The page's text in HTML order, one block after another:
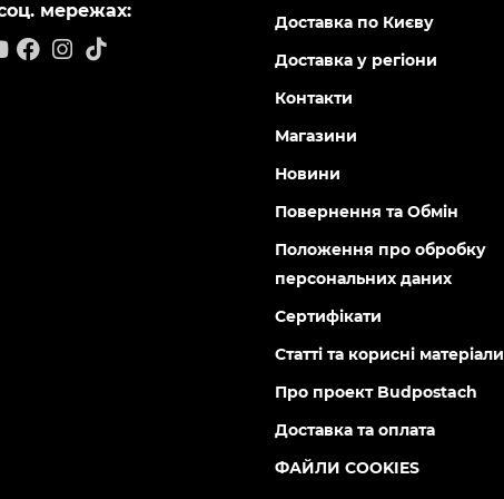
мережах:
Доставка по Києву
Доставка у регіони
Контакти
Магазини
Новини
Повернення та Обмін
Положення про обробку
персональних даних
Сертифікати
Статті та корисні матеріали
Про проект Budpostach
Доставка та оплата
ФАЙЛИ COOKIES